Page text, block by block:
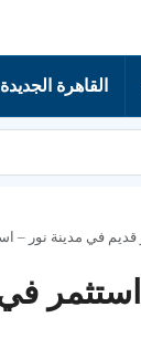
القاهرة الجديدة